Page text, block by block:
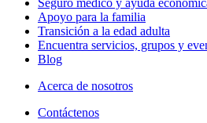
Apoyo para la familia
Transición a la edad adulta
Encuentra servicios, grupos y
Blog
Acerca de nosotros
Contáctenos